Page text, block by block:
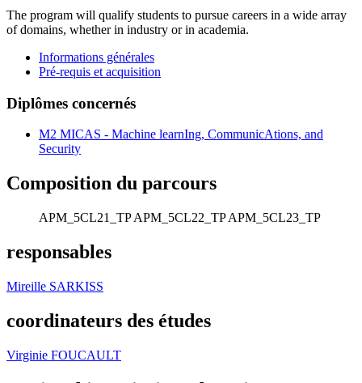
The program will qualify students to pursue careers in a wide array
of domains, whether in industry or in academia.
Informations générales
Pré-requis et acquisition
Diplômes concernés
M2 MICAS - Machine learnIng, CommunicAtions, and
Security
Composition du parcours
APM_5CL21_TP APM_5CL22_TP APM_5CL23_TP
responsables
Mireille SARKISS
coordinateurs des études
Virginie FOUCAULT